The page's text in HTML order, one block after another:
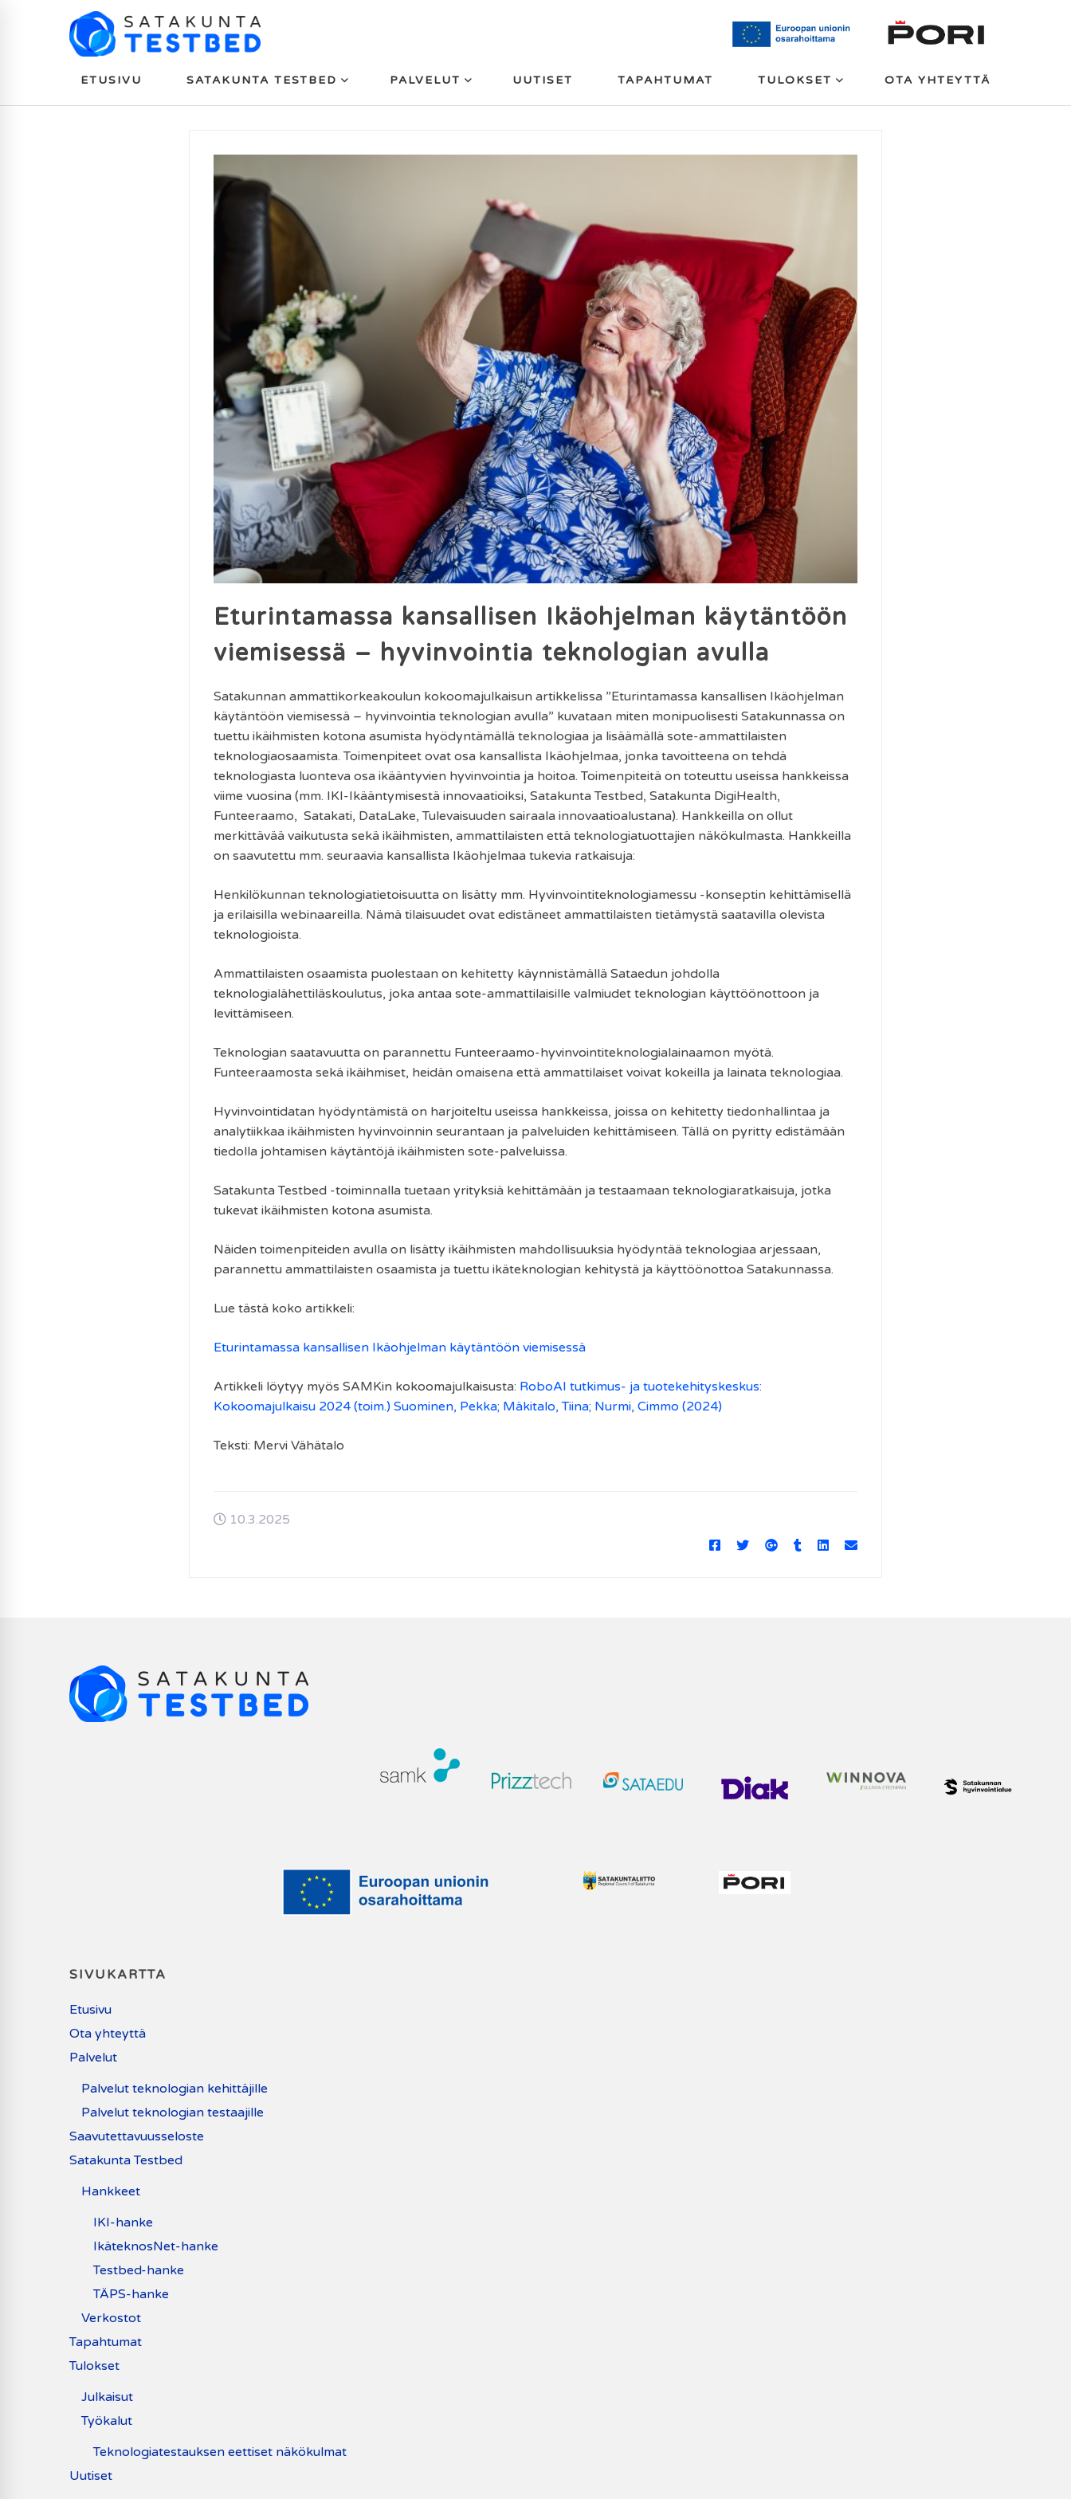
ETUSIVU SATAKUNTA TESTBED PALVELUT UUTISET TAPAHTUMAT TULOKSET OTA YHTEYTTÄ
Eturintamassa kansallisen Ikäohjelman käytäntöön
viemisessä – hyvinvointia teknologian avulla
Satakunnan ammattikorkeakoulun kokoomajulkaisun artikkelissa ”Eturintamassa kansallisen Ikäohjelman
käytäntöön viemisessä – hyvinvointia teknologian avulla” kuvataan miten monipuolisesti Satakunnassa on
tuettu ikäihmisten kotona asumista hyödyntämällä teknologiaa ja lisäämällä sote-ammattilaisten
teknologiaosaamista. Toimenpiteet ovat osa kansallista Ikäohjelmaa, jonka tavoitteena on tehdä
teknologiasta luonteva osa ikääntyvien hyvinvointia ja hoitoa. Toimenpiteitä on toteuttu useissa hankkeissa
viime vuosina (mm. IKI-Ikääntymisestä innovaatioiksi, Satakunta Testbed, Satakunta DigiHealth,
Funteeraamo, Satakati, DataLake, Tulevaisuuden sairaala innovaatioalustana). Hankkeilla on ollut
merkittävää vaikutusta sekä ikäihmisten, ammattilaisten että teknologiatuottajien näkökulmasta. Hankkeilla
on saavutettu mm. seuraavia kansallista Ikäohjelmaa tukevia ratkaisuja:
Henkilökunnan teknologiatietoisuutta on lisätty mm. Hyvinvointiteknologiamessu -konseptin kehittämisellä
ja erilaisilla webinaareilla. Nämä tilaisuudet ovat edistäneet ammattilaisten tietämystä saatavilla olevista
teknologioista.
Ammattilaisten osaamista puolestaan on kehitetty käynnistämällä Sataedun johdolla
teknologialähettiläskoulutus, joka antaa sote-ammattilaisille valmiudet teknologian käyttöönottoon ja
levittämiseen.
Teknologian saatavuutta on parannettu Funteeraamo-hyvinvointiteknologialainaamon myötä.
Funteeraamosta sekä ikäihmiset, heidän omaisena että ammattilaiset voivat kokeilla ja lainata teknologiaa.
Hyvinvointidatan hyödyntämistä on harjoiteltu useissa hankkeissa, joissa on kehitetty tiedonhallintaa ja
analytiikkaa ikäihmisten hyvinvoinnin seurantaan ja palveluiden kehittämiseen. Tällä on pyritty edistämään
tiedolla johtamisen käytäntöjä ikäihmisten sote-palveluissa.
Satakunta Testbed -toiminnalla tuetaan yrityksiä kehittämään ja testaamaan teknologiaratkaisuja, jotka
tukevat ikäihmisten kotona asumista.
Näiden toimenpiteiden avulla on lisätty ikäihmisten mahdollisuuksia hyödyntää teknologiaa arjessaan,
parannettu ammattilaisten osaamista ja tuettu ikäteknologian kehitystä ja käyttöönottoa Satakunnassa.
Lue tästä koko artikkeli:
Eturintamassa kansallisen Ikäohjelman käytäntöön viemisessä
Artikkeli löytyy myös SAMKin kokoomajulkaisusta: RoboAI tutkimus- ja tuotekehityskeskus:
Kokoomajulkaisu 2024 (toim.) Suominen, Pekka; Mäkitalo, Tiina; Nurmi, Cimmo (2024)
Teksti: Mervi Vähätalo
10.3.2025
SIVUKARTTA
Etusivu
Ota yhteyttä
Palvelut
Palvelut teknologian kehittäjille
Palvelut teknologian testaajille
Saavutettavuusseloste
Satakunta Testbed
Hankkeet
IKI-hanke
IkäteknosNet-hanke
Testbed-hanke
TÄPS-hanke
Verkostot
Tapahtumat
Tulokset
Julkaisut
Työkalut
Teknologiatestauksen eettiset näkökulmat
Uutiset